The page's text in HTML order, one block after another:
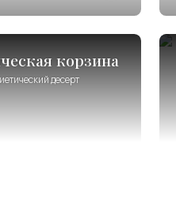
корзина
десерт